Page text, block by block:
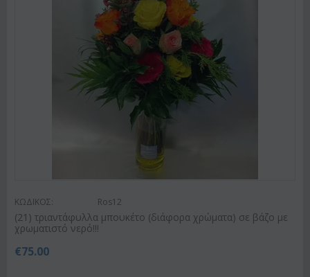
ΚΩΔΙΚΟΣ: Ros12
(21) τριαντάφυλλα μπουκέτο (διάφορα χρώματα) σε βάζο με
χρωματιστό νερό!!!
€75.00